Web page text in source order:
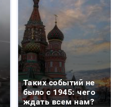
Таких событий не
было с 1945: чего
ждать всем нам?